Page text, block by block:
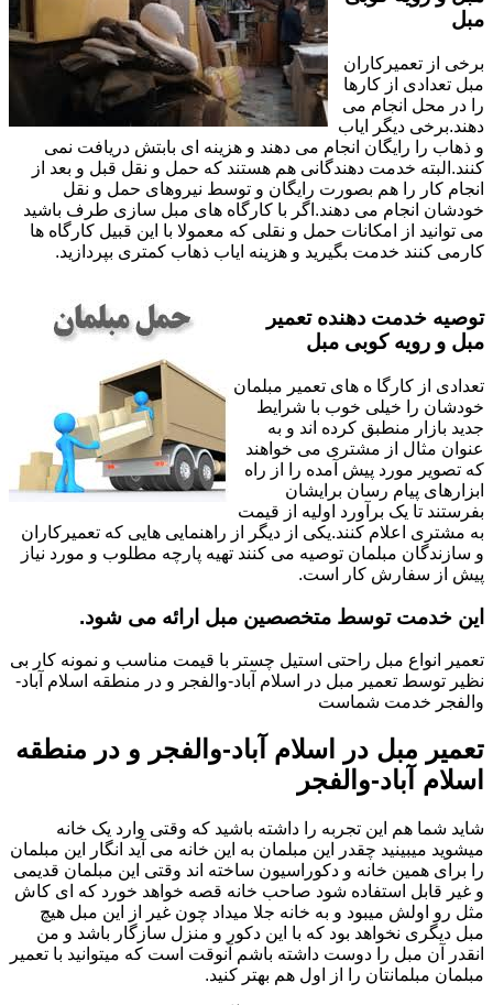
مبل
برخی از تعمیرکاران
مبل تعدادی از کارها
را در محل انجام می
دهند.برخی دیگر ایاب
و ذهاب را رایگان انجام می دهند و هزینه ای بابتش دریافت نمی
کنند.البته خدمت دهندگانی هم هستند که حمل و نقل قبل و بعد از
انجام کار را هم بصورت رایگان و توسط نیروهای حمل و نقل
خودشان انجام می دهند.اگر با کارگاه های مبل سازی طرف باشید
می توانید از امکانات حمل و نقلی که معمولا با این قبیل کارگاه ها
کارمی کنند خدمت بگیرید و هزینه ایاب ذهاب کمتری بپردازید.
توصیه خدمت دهنده تعمیر
مبل و رویه کوبی مبل
تعدادی از کارگا ه های تعمیر مبلمان
خودشان را خیلی خوب با شرایط
جدید بازار منطبق کرده اند و به
عنوان مثال از مشتری می خواهند
که تصویر مورد پیش آمده را از راه
ابزارهای پیام رسان برایشان
بفرستند تا یک برآورد اولیه از قیمت
به مشتری اعلام کنند.یکی از دیگر از راهنمایی هایی که تعمیرکاران
و سازندگان مبلمان توصیه می کنند تهیه پارچه مطلوب و مورد نیاز
پیش از سفارش کار است.
این خدمت توسط متخصصین مبل ارائه می شود.
تعمیر انواع مبل راحتی استیل چستر با قیمت مناسب و نمونه کار بی
نظیر توسط تعمیر مبل در اسلام آباد-والفجر و در منطقه اسلام آباد-
والفجر خدمت شماست
تعمیر مبل در اسلام آباد-والفجر و در منطقه
اسلام آباد-والفجر
شاید شما هم این تجربه را داشته باشید که وقتی وارد یک خانه
میشوید میبینید چقدر این مبلمان به این خانه می آید انگار این مبلمان
را برای همین خانه و دکوراسیون ساخته اند وقتی این مبلمان قدیمی
و غیر قابل استفاده شود صاحب خانه قصه خواهد خورد که ای کاش
مثل رو اولش میبود و به خانه جلا میداد چون غیر از این مبل هیچ
مبل دیگری نخواهد بود که با این دکور و منزل سازگار باشد و من
انقدر آن مبل را دوست داشته باشم آنوقت است که میتوانید با تعمیر
مبلمان مبلمانتان را از اول هم بهتر کنید.